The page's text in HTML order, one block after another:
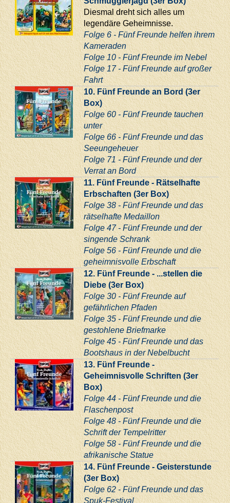
Diesmal dreht sich alles um
legendäre Geheimnisse.
Folge 6 - Fünf Freunde helfen ihrem
Kameraden
Folge 10 - Fünf Freunde im Nebel
Folge 17 - Fünf Freunde auf großer
Fahrt
10. Fünf Freunde an Bord (3er
Box)
Folge 60 - Fünf Freunde tauchen
unter
Folge 66 - Fünf Freunde und das
Seeungeheuer
Folge 71 - Fünf Freunde und der
Verrat an Bord
11. Fünf Freunde - Rätselhafte
Erbschaften (3er Box)
Folge 38 - Fünf Freunde und das
rätselhafte Medaillon
Folge 47 - Fünf Freunde und der
singende Schrank
Folge 56 - Fünf Freunde und die
geheimnisvolle Erbschaft
12. Fünf Freunde - ...stellen die
Diebe (3er Box)
Folge 30 - Fünf Freunde auf
gefährlichen Pfaden
Folge 35 - Fünf Freunde und die
gestohlene Briefmarke
Folge 45 - Fünf Freunde und das
Bootshaus in der Nebelbucht
13. Fünf Freunde -
Geheimnisvolle Schriften (3er
Box)
Folge 44 - Fünf Freunde und die
Flaschenpost
Folge 48 - Fünf Freunde und die
Schrift der Tempelritter
Folge 58 - Fünf Freunde und die
afrikanische Statue
14. Fünf Freunde - Geisterstunde
(3er Box)
Folge 62 - Fünf Freunde und das
Spuk-Festival